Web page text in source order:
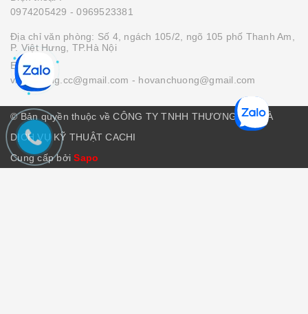
0974205429 - 0969523381
Địa chỉ văn phòng: Số 4, ngách 105/2, ngõ 105 phố Thanh Am,
P. Việt Hưng, TP.Hà Nội
Email :
vanchuong.cc@gmail.com - hovanchuong@gmail.com
© Bản quyền thuộc về CÔNG TY TNHH THƯƠNG MẠI VÀ
DỊCH VỤ KỸ THUẬT CACHI
Cung cấp bởiSapo